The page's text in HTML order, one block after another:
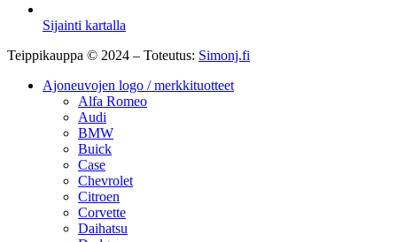
Sijainti kartalla
Teippikauppa © 2024 – Toteutus: Simonj.fi
Ajoneuvojen logo / merkkituotteet
Alfa Romeo
Audi
BMW
Buick
Case
Chevrolet
Citroen
Corvette
Daihatsu